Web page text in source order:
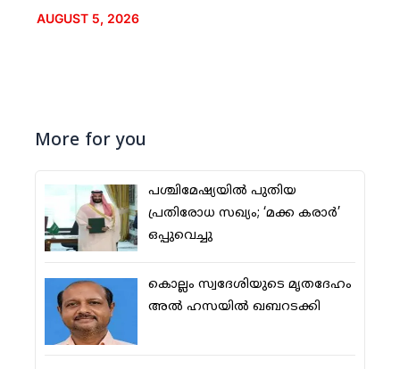
AUGUST 5, 2026
More for you
പശ്ചിമേഷ്യയില്‍ പുതിയ
പ്രതിരോധ സഖ്യം; ‘മക്ക കരാര്‍’
ഒപ്പുവെച്ചു
കൊല്ലം സ്വദേശിയുടെ മൃതദേഹം
അല്‍ ഹസയില്‍ ഖബറടക്കി